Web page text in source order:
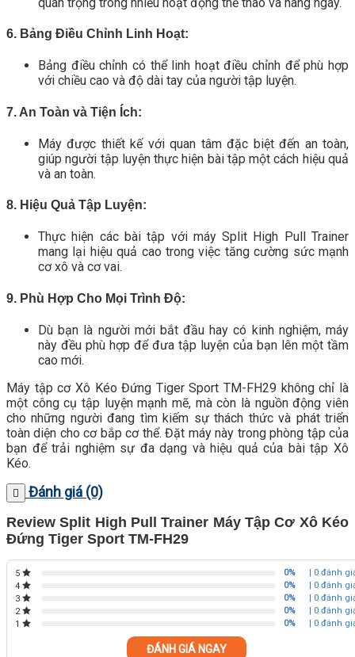
6. Bảng Điều Chỉnh Linh Hoạt:
Bảng điều chỉnh có thể linh hoạt điều chỉnh để phù hợp
với chiều cao và độ dài tay của người tập luyện.
7. An Toàn và Tiện Ích:
Máy được thiết kế với quan tâm đặc biệt đến an toàn,
giúp người tập luyện thực hiện bài tập một cách hiệu quả
và an toàn.
8. Hiệu Quả Tập Luyện:
Thực hiện các bài tập với máy Split High Pull Trainer
mang lại hiệu quả cao trong việc tăng cường sức mạnh
cơ xô và cơ vai.
9. Phù Hợp Cho Mọi Trình Độ:
Dù bạn là người mới bắt đầu hay có kinh nghiệm, máy
này đều phù hợp để đưa tập luyện của bạn lên một tầm
cao mới.
Máy tập cơ Xô Kéo Đứng Tiger Sport TM-FH29 không chỉ là
một công cụ tập luyện mạnh mẽ, mà còn là nguồn động viên
cho những người đang tìm kiếm sự thách thức và phát triển
toàn diện cho cơ bắp cơ thể. Đặt máy này trong phòng tập của
bạn để trải nghiệm sự đa dạng và hiệu quả của bài tập Xô
Kéo.
Đánh giá (0)
Review Split High Pull Trainer Máy Tập Cơ Xô Kéo
Đứng Tiger Sport TM-FH29
5 0%
| 0 đánh
4
0%
| 0 đánh
3
0%
| 0 đánh
2
0%
| 0 đánh
1
0% | 0 đánh
ĐÁNH GIÁ NGAY